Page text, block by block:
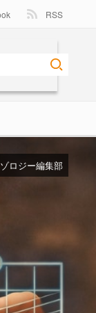
RSS
ロジー編集部